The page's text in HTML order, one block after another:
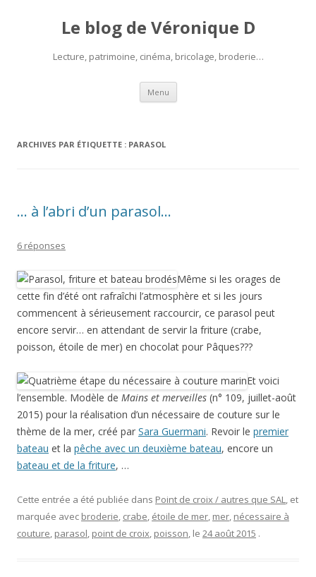
Le blog de Véronique D
Lecture, patrimoine, cinéma, bricolage, broderie…
Menu Aller
contenu
ARCHIVES PAR ÉTIQUETTE : PARASOL
… à l’abri d’un parasol…
6 réponses
Même si les orages de
cette fin d’été ont rafraîchi l’atmosphère et si les jours
commencent à sérieusement raccourcir, ce parasol peut
encore servir… en attendant de servir la friture (crabe,
poisson, étoile de mer) en chocolat pour Pâques???
Et voici
l’ensemble. Modèle de Mains et merveilles (n° 109, juillet-août
2015) pour la réalisation d’un nécessaire de couture sur le
thème de la mer, créé par Sara Guermani. Revoir le premier
bateau et la pêche avec un deuxième bateau, encore un
bateau et de la friture, …
Cette entrée a été publiée dans Point de croix / autres que SAL, et
marquée avec broderie, crabe, étoile de mer, mer, nécessaire à
couture, parasol, point de croix, poisson, le 24 août 2015 .